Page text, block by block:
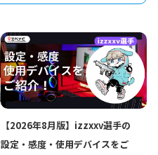
【2026年8月版】izzxxv選手の
設定・感度・使用デバイスをご